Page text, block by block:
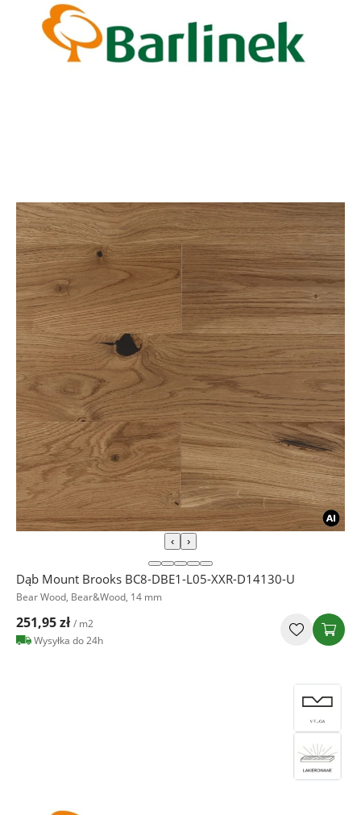
‹ ›
Dąb Mount Brooks BC8-DBE1-L05-XXR-D14130-U
Bear Wood, Bear&Wood, 14 mm
251,95 zł / m2
Wysyłka do 24h